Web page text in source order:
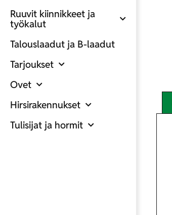
Ruuvit kiinnikkeet ja
työkalut
Talouslaadut ja B-laadut
Tarjoukset
Ovet
Hirsirakennukset
Tulisijat ja hormit